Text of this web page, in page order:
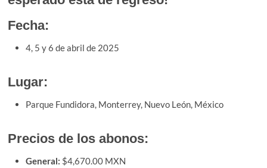
Fecha:
4, 5 y 6 de abril de 2025
Lugar:
Parque Fundidora, Monterrey, Nuevo León, México
Precios de los abonos:
General: $4,670.00 MXN